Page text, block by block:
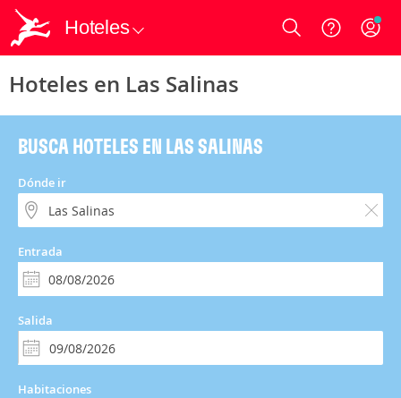
Hoteles Login
Hoteles en Las Salinas
BUSCA HOTELES EN LAS SALINAS
Dónde ir
Entrada
Salida
Habitaciones